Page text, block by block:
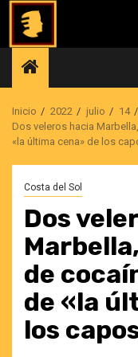
Saltar
contenido
Inicio 2022 julio
14
Dos veleros hacia
«la última cena» de los
Costa del Sol
Dos
de
de «la
los